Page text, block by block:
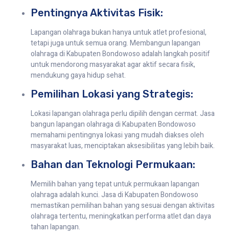
Pentingnya Aktivitas Fisik:
Lapangan olahraga bukan hanya untuk atlet profesional,
tetapi juga untuk semua orang. Membangun lapangan
olahraga di Kabupaten Bondowoso adalah langkah positif
untuk mendorong masyarakat agar aktif secara fisik,
mendukung gaya hidup sehat.
Pemilihan Lokasi yang Strategis:
Lokasi lapangan olahraga perlu dipilih dengan cermat. Jasa
bangun lapangan olahraga di Kabupaten Bondowoso
memahami pentingnya lokasi yang mudah diakses oleh
masyarakat luas, menciptakan aksesibilitas yang lebih baik.
Bahan dan Teknologi Permukaan:
Memilih bahan yang tepat untuk permukaan lapangan
olahraga adalah kunci. Jasa di Kabupaten Bondowoso
memastikan pemilihan bahan yang sesuai dengan aktivitas
olahraga tertentu, meningkatkan performa atlet dan daya
tahan lapangan.